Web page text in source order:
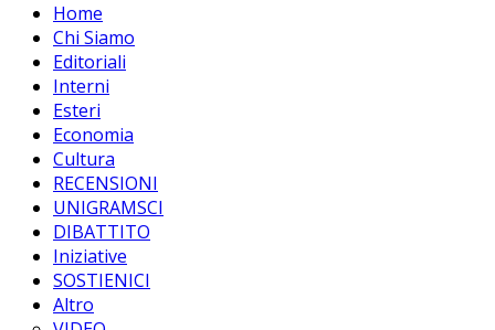
Home
Chi Siamo
Editoriali
Interni
Esteri
Economia
Cultura
RECENSIONI
UNIGRAMSCI
DIBATTITO
Iniziative
SOSTIENICI
Altro